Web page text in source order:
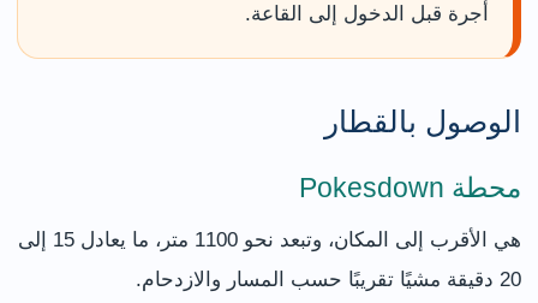
أجرة قبل الدخول إلى القاعة.
الوصول بالقطار
محطة Pokesdown
هي الأقرب إلى المكان، وتبعد نحو 1100 متر، ما يعادل 15 إلى
20 دقيقة مشيًا تقريبًا حسب المسار والازدحام.